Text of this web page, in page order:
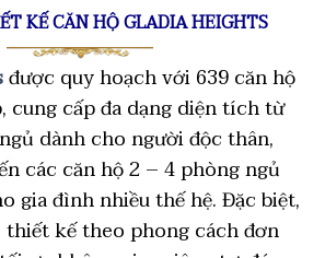
KẾ CĂN HỘ GLADIA HEIGHTS
được quy hoạch với 639 căn hộ
cung cấp đa dạng diện tích từ
dành cho người độc thân,
các căn hộ 2 – 4 phòng ngủ
gia đình nhiều thế hệ. Đặc biệt,
thiết kế theo phong cách đơn